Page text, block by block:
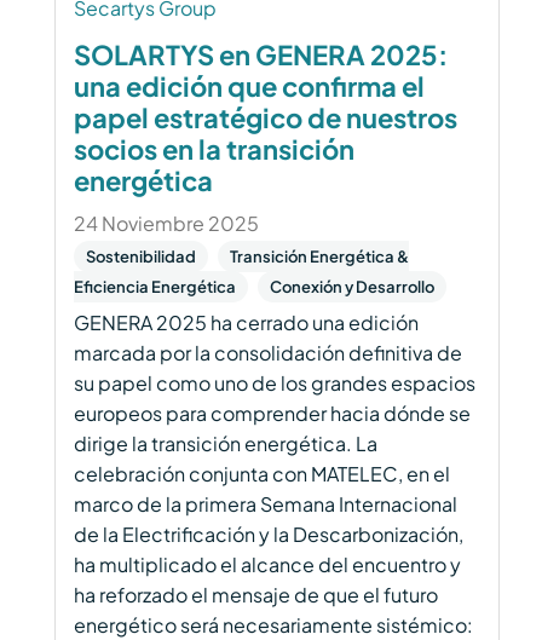
Secartys Group
SOLARTYS en GENERA 2025:
una edición que confirma el
papel estratégico de nuestros
socios en la transición
energética
24 Noviembre 2025
Sostenibilidad
Transición Energética &
Eficiencia Energética
Conexión y Desarrollo
GENERA 2025 ha cerrado una edición
marcada por la consolidación definitiva de
su papel como uno de los grandes espacios
europeos para comprender hacia dónde se
dirige la transición energética. La
celebración conjunta con MATELEC, en el
marco de la primera Semana Internacional
de la Electrificación y la Descarbonización,
ha multiplicado el alcance del encuentro y
ha reforzado el mensaje de que el futuro
energético será necesariamente sistémico: